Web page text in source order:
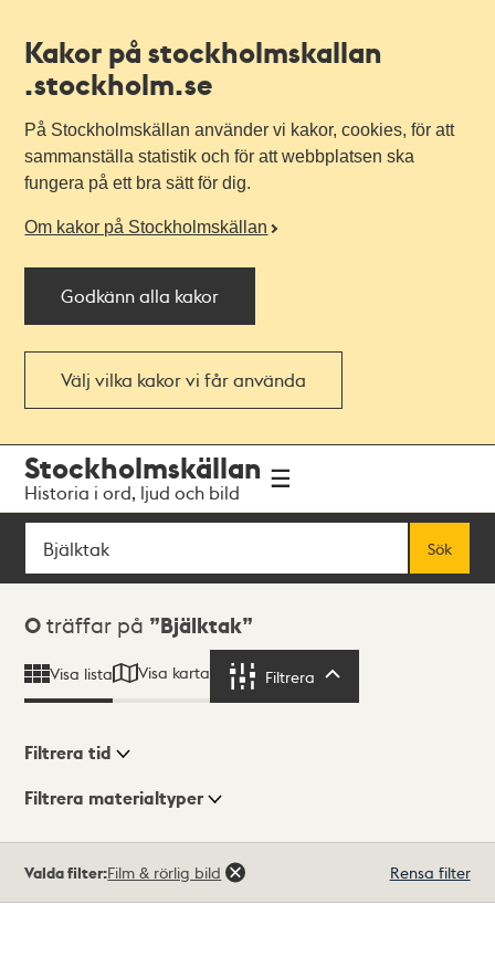
Kakor på stockholmskallan
.stockholm.se
På Stockholmskällan använder vi kakor, cookies, för att
sammanställa statistik och för att webbplatsen ska
fungera på ett bra sätt för dig.
Om kakor på Stockholmskällan
Godkänn alla kakor
Välj vilka kakor vi får använda
navigationen
huvudinnehållet
Stockholmskällan
Historia i ord, ljud och bild
Sök
Sök
Sökresultat
0 träffar på Bjälktak
Visa lista Visa karta Filtrera
Visningsläge
Filtrera tid
Filtrera materialtyper
träffar
Valda filter:Film & rörlig bild Rensa filter